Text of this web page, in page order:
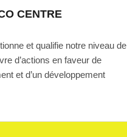
CENTRE
et qualifie notre niveau de
d’actions en faveur de
et d’un développement